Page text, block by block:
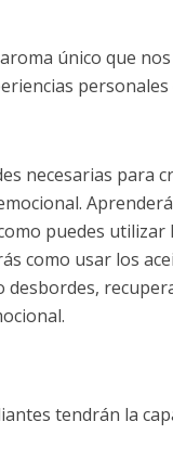
único que
necesarias para
puedes
como usar los
tendrán la